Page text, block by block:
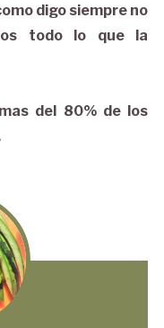
digo siempre no
todo lo que la
del 80% de los